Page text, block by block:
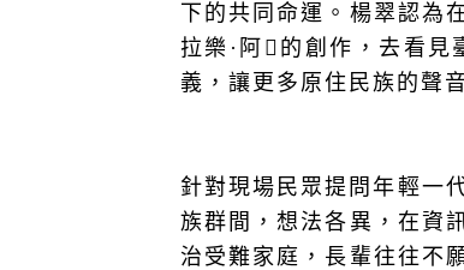
下的共同命運。楊翠認為
拉樂·阿𡠄的創作，去看
義，讓更多原住民族的聲
針對現場民眾提問年輕一
族群間，想法各異，在資
治受難家庭，長輩往往不